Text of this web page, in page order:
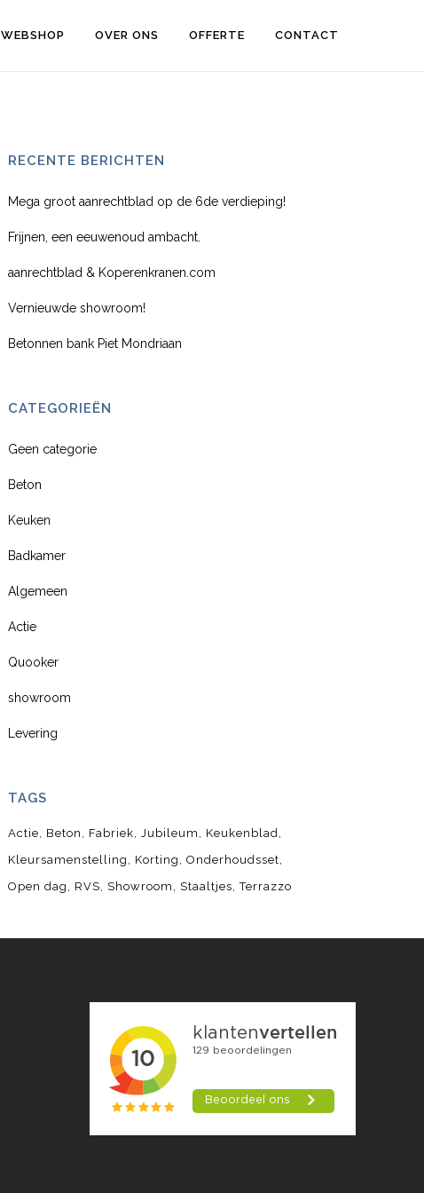
WEBSHOP OVER ONS OFFERTE CONTACT
RECENTE BERICHTEN
Mega groot aanrechtblad op de 6de verdieping!
Frijnen, een eeuwenoud ambacht.
aanrechtblad & Koperenkranen.com
Vernieuwde showroom!
Betonnen bank Piet Mondriaan
CATEGORIEËN
Geen categorie
Beton
Keuken
Badkamer
Algemeen
Actie
Quooker
showroom
Levering
TAGS
Actie Beton Fabriek Jubileum
Keukenblad
Kleursamenstelling
Korting
Onderhoudsset
Open dag
RVS Showroom Staaltjes Terrazzo